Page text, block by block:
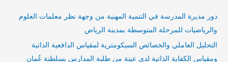
دور مديرة المدرسة في التنمية المهنية من وجهة نظر معلمات العلوم
والرياضيات للمرحلة المتوسطة بمدينة الرياض
التحليل العاملي والخصائص السيكومترية لمقياس الدافعية الذاتية
ومقياس الكفاية الذاتية لدى عينة من طلبة المدارس بسلطنة عُمان